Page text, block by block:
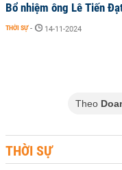
Bổ nhiệm ông Lê Tiến
THỜI SỰ - 14-11-2024
Theo
THỜI SỰ